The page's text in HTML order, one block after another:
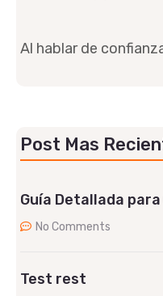
Al hablar de
Post Mas
Guía Detallada
No Comments
Test rest